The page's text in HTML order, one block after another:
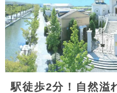
駅徒歩2分！自然溢